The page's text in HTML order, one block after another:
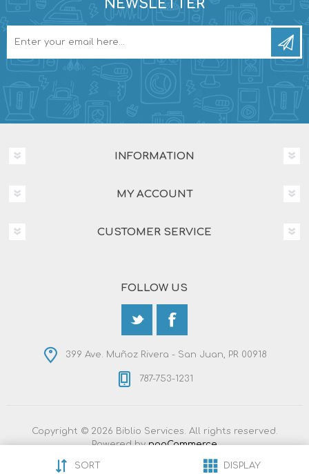
NEWSLETTER
INFORMATION
MY ACCOUNT
CUSTOMER SERVICE
FOLLOW US
399 Ave. Muñoz Rivera - San Juan, PR 00918
787-753-1231
Copyright © 2026 Biblio Services. All rights reserved.
Powered bynopCommerce
Nop-Templates.com
SORT
DISPLAY